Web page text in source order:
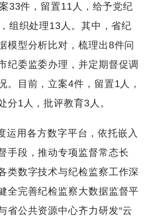
33件，留置11人，给予党纪
组织处理13人。其中，省纪
模型分析比对，梳理出8件问
纪委监委办理，并定期督促调
。目前，立案4件，留置1人，
分1人，批评教育3人。
运用各方数字平台，依托嵌入
手段，推动专项监督常态长
类数字技术与纪检监察工作深
全完善纪检监察大数据监督平
省公共资源中心齐力研发“云